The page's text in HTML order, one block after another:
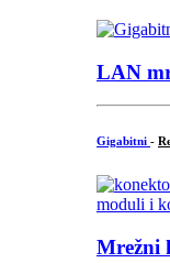
LAN
Gigabitni -
Mrežni